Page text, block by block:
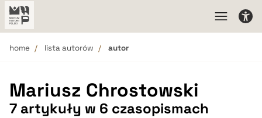
home lista autorów autor
Mariusz Chrostowski
7 artykuły w 6 czasopismach